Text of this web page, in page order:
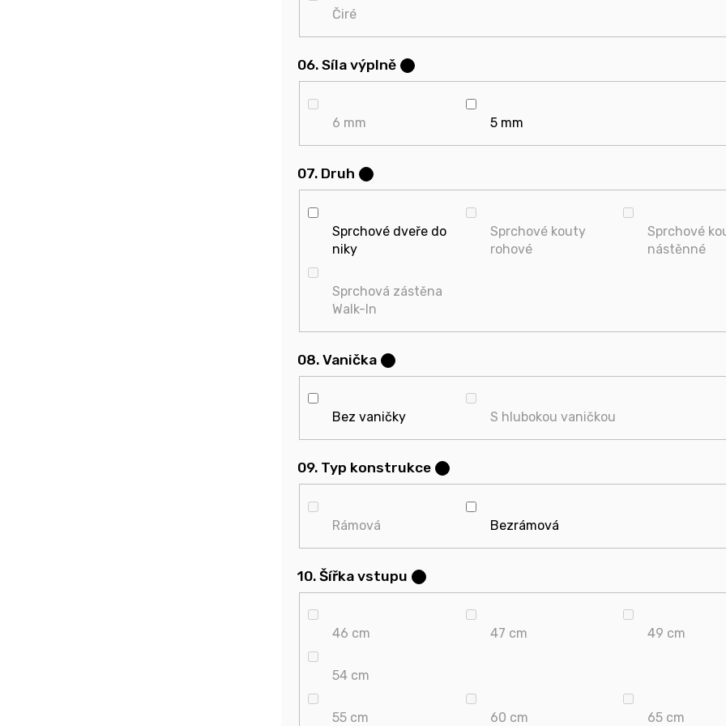
Čiré
06. Síla výplně
6 mm 5 mm
07. Druh
Sprchové dveře do
niky
Sprchové kouty
rohové
Sprchové
nástěnné
Sprchová zástěna
Walk-In
08. Vanička
Bez vaničky S hlubokou vaničkou
09. Typ konstrukce
Rámová Bezrámová
10. Šířka vstupu
46 cm 47 cm 49 cm
54 cm
55 cm 60 cm 65 cm